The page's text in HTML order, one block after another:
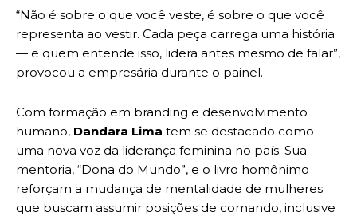
“Não é sobre o que você veste, é sobre o que você
representa ao vestir. Cada peça carrega uma história
— e quem entende isso, lidera antes mesmo de falar”,
provocou a empresária durante o painel.
Com formação em branding e desenvolvimento
humano, Dandara Lima tem se destacado como
uma nova voz da liderança feminina no país. Sua
mentoria, “Dona do Mundo”, e o livro homônimo
reforçam a mudança de mentalidade de mulheres
que buscam assumir posições de comando, inclusive